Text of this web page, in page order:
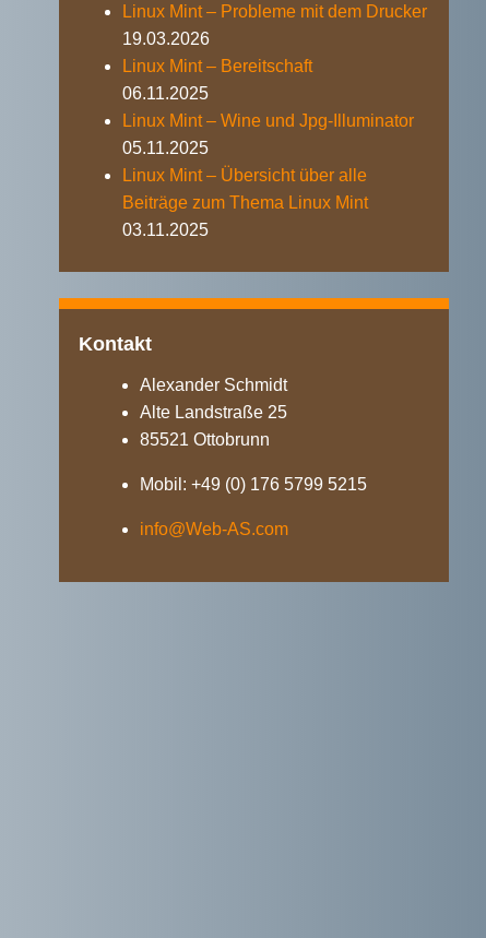
Linux Mint – Probleme mit dem Drucker
19.03.2026
Linux Mint – Bereitschaft
06.11.2025
Linux Mint – Wine und Jpg-Illuminator
05.11.2025
Linux Mint – Übersicht über alle
Beiträge zum Thema Linux Mint
03.11.2025
Kontakt
Alexander Schmidt
Alte Landstraße 25
85521 Ottobrunn
Mobil: +49 (0) 176 5799 5215
info@Web-AS.com